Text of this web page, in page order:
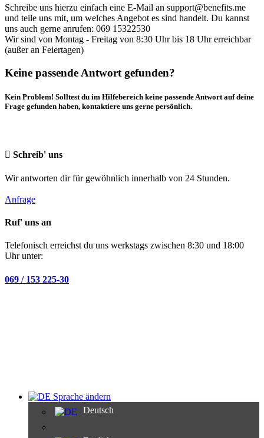
Schreibe uns hierzu einfach eine E-Mail an support@benefits.me
und teile uns mit, um welches Angebot es sind handelt. Du kannst
uns auch gerne anrufen: 069 15322530
Wir sind von Montag - Freitag von 8:30 Uhr bis 18 Uhr erreichbar
(außer an Feiertagen)
Keine passende Antwort gefunden?
Kein Problem! Solltest du im Hilfebereich keine passende Antwort auf deine
Frage gefunden haben, kontaktiere uns gerne persönlich.
Schreib' uns
Wir antworten dir für gewöhnlich innerhalb von 24 Stunden.
Anfrage
Ruf' uns an
Telefonisch erreichst du uns werkstags zwischen 8:30 und 18:00
Uhr unter:
069 / 153 225-30
Sprache ändern
Deutsch